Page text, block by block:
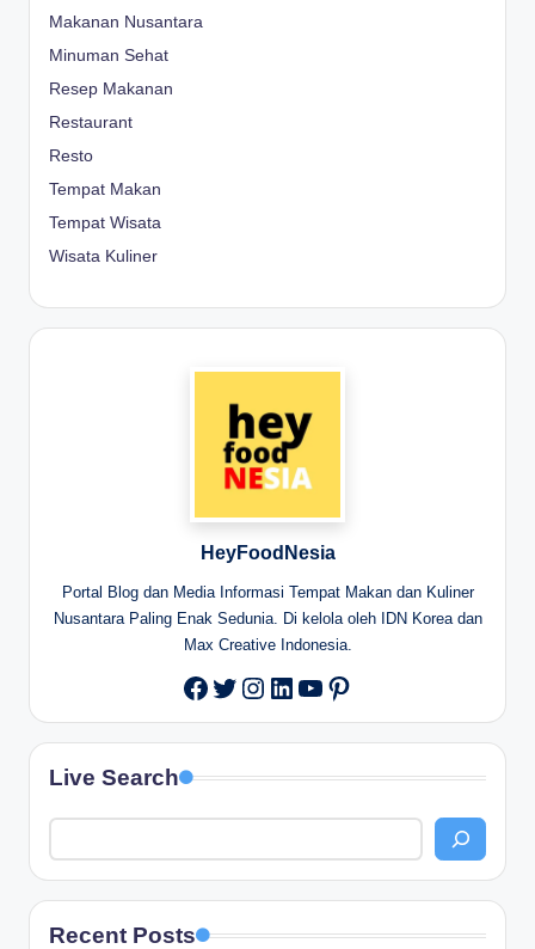
Makanan Nusantara
Minuman Sehat
Resep Makanan
Restaurant
Resto
Tempat Makan
Tempat Wisata
Wisata Kuliner
HeyFoodNesia
Portal Blog dan Media Informasi Tempat Makan dan Kuliner
Nusantara Paling Enak Sedunia. Di kelola oleh IDN Korea dan
Max Creative Indonesia.
Facebook
Twitter
Instagram
LinkedIn
YouTube
Pinterest
Live Search
Recent Posts